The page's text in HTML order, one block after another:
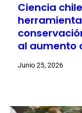
Ciencia
al aumento
Junio 25, 2026